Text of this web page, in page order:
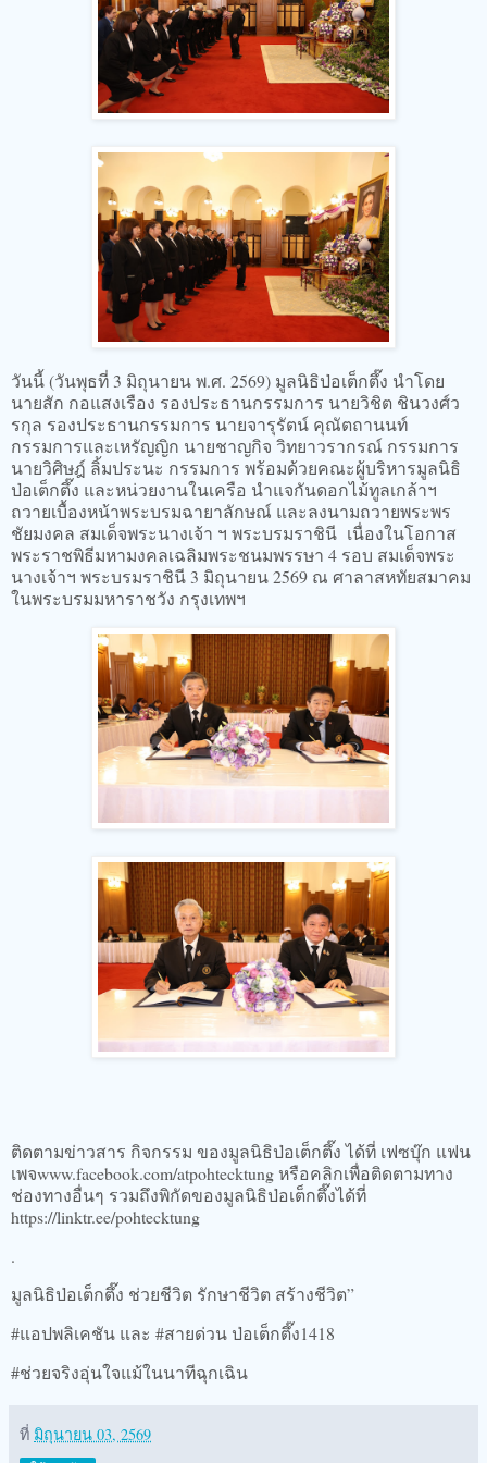
วันนี้ (วันพุธที่ 3 มิถุนายน พ.ศ. 2569) มูลนิธิป่อเต็กตึ๊ง นำโดย
นายสัก กอแสงเรือง รองประธานกรรมการ นายวิชิต ชินวงศ์ว
รกุล รองประธานกรรมการ นายจารุรัตน์ คุณัตถานนท์
กรรมการและเหรัญญิก นายชาญกิจ วิทยาวรากรณ์ กรรมการ
นายวิศิษฎ์ ลิ้มประนะ กรรมการ พร้อมด้วยคณะผู้บริหารมูลนิธิ
ป่อเต็กตึ๊ง และหน่วยงานในเครือ นำแจกันดอกไม้ทูลเกล้าฯ
ถวายเบื้องหน้าพระบรมฉายาลักษณ์ และลงนามถวายพระพร
ชัยมงคล สมเด็จพระนางเจ้า ฯ พระบรมราชินี เนื่องในโอกาส
พระราชพิธีมหามงคลเฉลิมพระชนมพรรษา 4 รอบ สมเด็จพระ
นางเจ้าฯ พระบรมราชินี 3 มิถุนายน 2569 ณ ศาลาสหทัยสมาคม
ในพระบรมมหาราชวัง กรุงเทพฯ
ติดตามข่าวสาร กิจกรรม ของมูลนิธิป่อเต็กตึ๊ง ได้ที่ เฟซบุ๊ก แฟน
เพจwww.facebook.com/atpohtecktung หรือคลิกเพื่อติดตามทาง
ช่องทางอื่นๆ รวมถึงพิกัดของมูลนิธิป่อเต็กตึ๊งได้ที่
https://linktr.ee/pohtecktung
.
มูลนิธิป่อเต็กตึ๊ง ช่วยชีวิต รักษาชีวิต สร้างชีวิต”
#แอปพลิเคชัน และ #สายด่วน ป่อเต็กตึ๊ง1418
#ช่วยจริงอุ่นใจแม้ในนาทีฉุกเฉิน
ที่ มิถุนายน 03, 2569